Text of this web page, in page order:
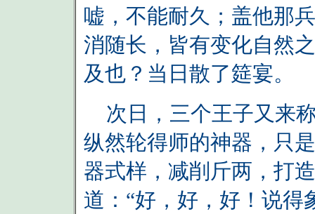
嘘，不能耐久；盖他那
消随长，皆有变化自然
及也？当日散了筵宴。
次日，三个王子又来
纵然轮得师的神器，只
器式样，减削斤两，打
道：“好，好，好！说